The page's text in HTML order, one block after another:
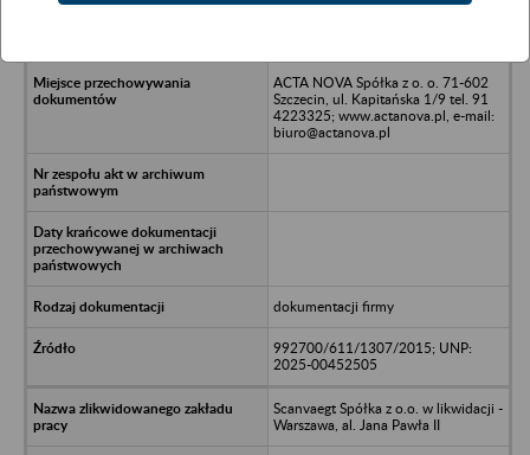
Kancelaria Brokerska Sawiko Spółka
ACTA NOVA Spółka z o. o. 71-602
Szczecin, ul. Kapitańska 1/9 tel. 91
4223325; www.actanova.pl, e-mail:
biuro@actanova.pl
dokumentacji firmy
992700/611/1307/2015; UNP:
2025-00452505
Scanvaegt Spółka z o.o. w likwidacji -
Warszawa, al. Jana Pawła II